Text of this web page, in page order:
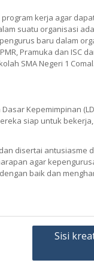
kerja agar
suatu organisasi
baru dalam
Pramuka dan ISC
SMA Negeri 1 Comal.
Kepemimpinan
siap untuk
disertai antusiasme
agar
baik dan
Sisi